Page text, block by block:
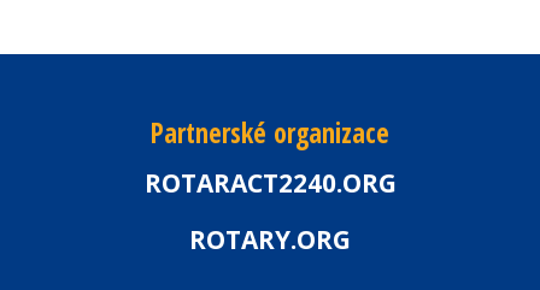
Partnerské organizace
ROTARACT2240.ORG
ROTARY.ORG